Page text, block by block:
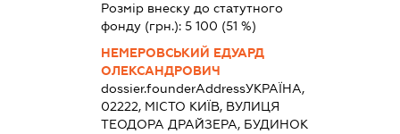
Розмір внеску до статутного
фонду (грн.): 5 100 (51 %)
НЕМЕРОВСЬКИЙ ЕДУАРД
ОЛЕКСАНДРОВИЧ
dossier.founderAddressУКРАЇНА,
02222, МІСТО КИЇВ, ВУЛИЦЯ
ТЕОДОРА ДРАЙЗЕРА, БУДИНОК